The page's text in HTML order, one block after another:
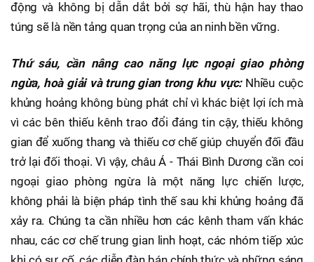
động và không bị dẫn dắt bởi sợ hãi, thù hận hay thao
túng sẽ là nền tảng quan trọng của an ninh bền vững.
Thứ sáu, cần nâng cao năng lực ngoại giao phòng
ngừa, hoà giải và trung gian trong khu vực: Nhiều cuộc
khủng hoảng không bùng phát chỉ vì khác biệt lợi ích mà
vì các bên thiếu kênh trao đổi đáng tin cậy, thiếu không
gian để xuống thang và thiếu cơ chế giúp chuyển đối đầu
trở lại đối thoại. Vì vậy, châu Á - Thái Bình Dương cần coi
ngoại giao phòng ngừa là một năng lực chiến lược,
không phải là biện pháp tình thế sau khi khủng hoảng đã
xảy ra. Chúng ta cần nhiều hơn các kênh tham vấn khác
nhau, các cơ chế trung gian linh hoạt, các nhóm tiếp xúc